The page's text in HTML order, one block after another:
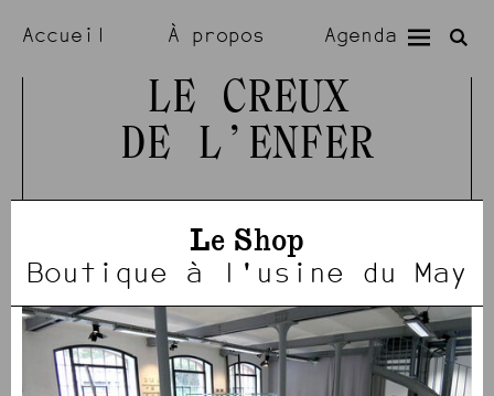
Accueil À propos Agenda
Expositions Résidences
Artistes
LE CREUX
DE L’ENFER
Le Shop
Boutique à l'usine du May